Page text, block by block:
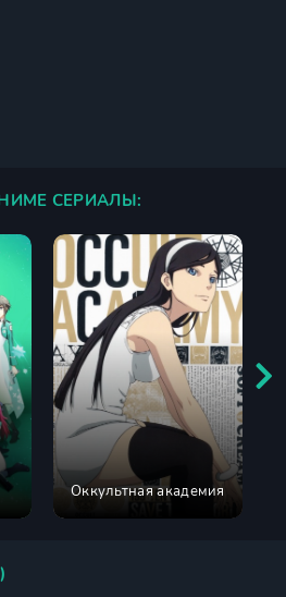
СЕРИАЛЫ:
Оккультная академия